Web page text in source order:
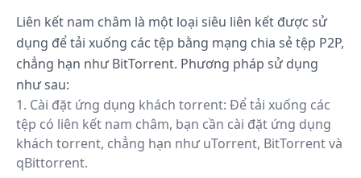
Liên kết nam châm là một loại siêu liên kết được sử
dụng để tải xuống các tệp bằng mạng chia sẻ tệp P2P,
chẳng hạn như BitTorrent. Phương pháp sử dụng
như sau:
Cài đặt ứng dụng khách torrent: Để tải xuống các
tệp có liên kết nam châm, bạn cần cài đặt ứng dụng
khách torrent, chẳng hạn như uTorrent, BitTorrent và
qBittorrent.